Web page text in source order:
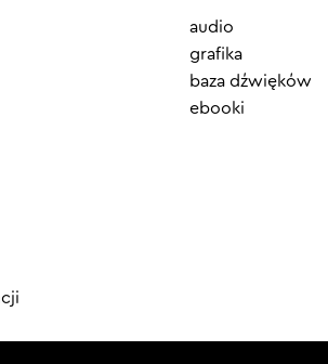
audio
grafika
baza dźwięków
ebooki